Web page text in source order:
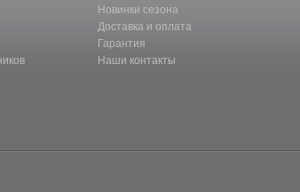
Новинки сезона
Доставка и оплата
Гарантия
Наши контакты